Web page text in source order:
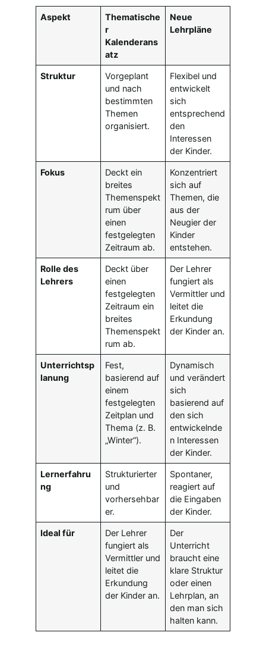
Aspekt
Thematische
r
Kalenderans
atz
Neue
Lehrpläne
Struktur
Vorgeplant
und nach
bestimmten
Themen
organisiert.
Flexibel und
entwickelt
sich
entsprechend
den
Interessen
der Kinder.
Fokus
Deckt ein
breites
Themenspekt
rum über
einen
festgelegten
Zeitraum ab.
Konzentriert
sich auf
Themen, die
aus der
Neugier der
Kinder
entstehen.
Rolle des
Lehrers
Deckt über
einen
festgelegten
Zeitraum ein
breites
Themenspekt
rum ab.
Der Lehrer
fungiert als
Vermittler und
leitet die
Erkundung
der Kinder an.
Unterrichtsp
lanung
Fest,
basierend auf
einem
festgelegten
Zeitplan und
Thema (z. B.
„Winter“).
Dynamisch
und verändert
sich
basierend auf
den sich
entwickelnde
n Interessen
der Kinder.
Lernerfahru
ng
Strukturierter
und
vorhersehbar
er.
Spontaner,
reagiert auf
die Eingaben
der Kinder.
Ideal für
Der Lehrer
fungiert als
Vermittler und
leitet die
Erkundung
der Kinder an.
Der
Unterricht
braucht eine
klare Struktur
oder einen
Lehrplan, an
den man sich
halten kann.